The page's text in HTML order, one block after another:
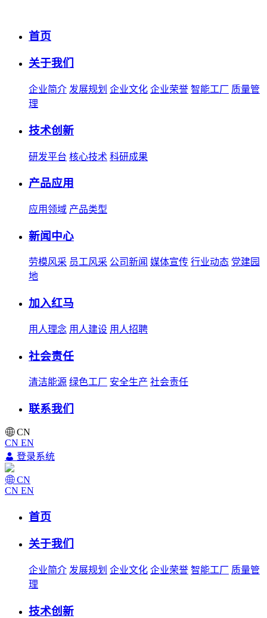
首页
关于我们
企业简介 发展规划 企业文化 企业荣誉 智能工厂 质量管
理
技术创新
研发平台 核心技术 科研成果
产品应用
应用领域 产品类型
新闻中心
劳模风采 员工风采 公司新闻 媒体宣传 行业动态 党建园
地
加入红马
用人理念 用人建设 用人招聘
社会责任
清洁能源 绿色工厂 安全生产 社会责任
联系我们
CN
CN EN
登录系统
CN
CN EN
首页
关于我们
企业简介 发展规划 企业文化 企业荣誉 智能工厂 质量管
理
技术创新